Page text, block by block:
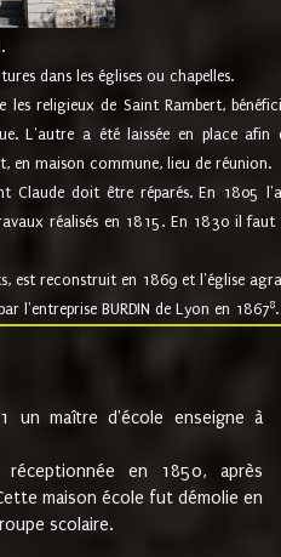
dans les églises ou chapelles.
religieux de Saint Rambert,
L'autre a été laissée en place
en maison commune, lieu de réunion.
Claude doit être réparés. En 1805
réalisés en 1815. En 1830 il
est reconstruit en 1869 et l'église
l'entreprise BURDIN de Lyon en 18678.
un maître d'école enseigne à
en 1850, après
maison école fut démolie en
scolaire.